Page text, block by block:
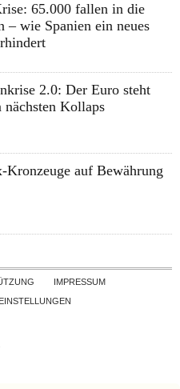
65.000 fallen in die
– wie Spanien ein neues
2.0: Der Euro steht
nächsten Kollaps
Kronzeuge auf Bewährung
Skip to contentIMPRESSUM